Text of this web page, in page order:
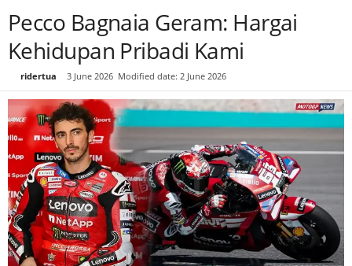
Pecco Bagnaia Geram: Hargai
Kehidupan Pribadi Kami
ridertua 3 June 2026 Modified date: 2 June 2026